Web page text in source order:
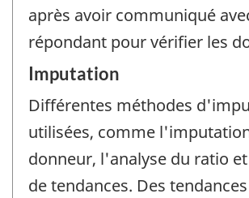
après avoir communiqué
répondant pour vérifier les
Imputation
Différentes méthodes
utilisées, comme
donneur, l'analyse du ratio
de tendances. Des